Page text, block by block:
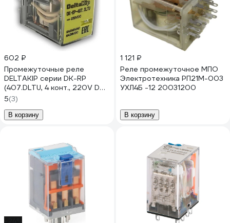
602 ₽
Промежуточные реле
DELTAKIP серии DK-RP
(407.DLTU, 4 конт., 220V DC)
DK-K0000002.8
5(3)
В корзину
1 121 ₽
Реле промежуточное МПО
Электротехника РП21М-003
УХЛ4Б -12 20031200
В корзину